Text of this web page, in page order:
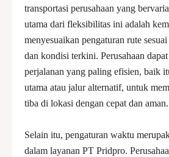
transportasi perusahaan yang
utama dari fleksibilitas ini adalah
menyesuaikan pengaturan rute
dan kondisi terkini. Perusahaan
perjalanan yang paling efisien, baik
utama atau jalur alternatif, untuk
tiba di lokasi dengan cepat dan aman.
Selain itu, pengaturan waktu
dalam layanan PT Pridpro.